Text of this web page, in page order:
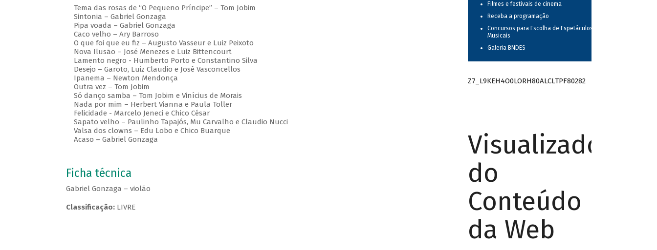
Tema das rosas de “O Pequeno Príncipe” – Tom Jobim
Sintonia – Gabriel Gonzaga
Pipa voada – Gabriel Gonzaga
Caco velho – Ary Barroso
O que foi que eu fiz – Augusto Vasseur e Luiz Peixoto
Nova Ilusão – José Menezes e Luiz Bittencourt
Lamento negro - Humberto Porto e Constantino Silva
Desejo – Garoto, Luiz Claudio e José Vasconcellos
Ipanema – Newton Mendonça
Outra vez – Tom Jobim
Só danço samba – Tom Jobim e Vinícius de Morais
Nada por mim – Herbert Vianna e Paula Toller
Felicidade - Marcelo Jeneci e Chico César
Sapato velho – Paulinho Tapajós, Mu Carvalho e Claudio Nucci
Valsa dos clowns – Edu Lobo e Chico Buarque
Acaso – Gabriel Gonzaga
Ficha técnica
Gabriel Gonzaga – violão
Classificação: LIVRE
Filmes e festivais de cinema
Receba a programação
Concursos para Escolha de Espetáculos
Musicais
Galeria BNDES
Z7_L9KEH4O0LORH80ALCLTPF80282
Visualizador
do
Conteúdo
da Web